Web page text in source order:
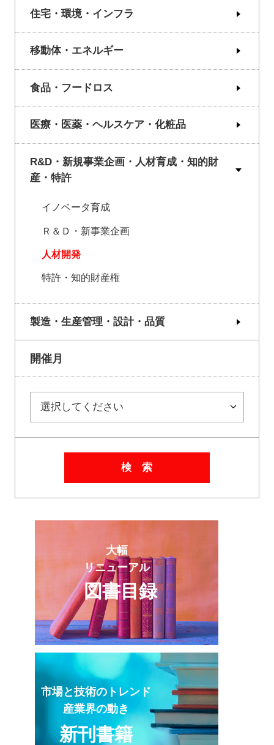
住宅・環境・インフラ
移動体・エネルギー
食品・フードロス
医療・医薬・ヘルスケア・化粧品
R&D・新規事業企画・人材育成・知的財
産・特許
イノベータ育成
Ｒ＆Ｄ・新事業企画
人材開発
特許・知的財産権
製造・生産管理・設計・品質
開催月
検 索
大幅
リニューアル
図書目録
市場と技術のトレンド
産業界の動き
新刊書籍